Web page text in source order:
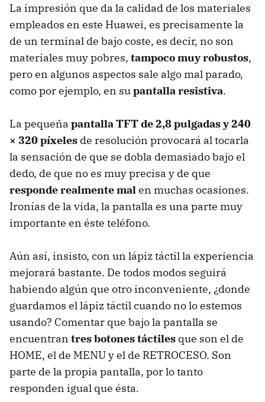
La impresión que da la calidad de los materiales
empleados en este Huawei, es precisamente la
de un terminal de bajo coste, es decir, no son
materiales muy pobres, tampoco muy robustos,
pero en algunos aspectos sale algo mal parado,
como por ejemplo, en supantalla resistiva.
La pequeña pantallaTFTde 2,8 pulgadas y 240
× 320 píxeles de resolución provocará al tocarla
la sensación de que se dobla demasiado bajo el
dedo, de que no es muy precisa y de que
responde realmente malen muchas ocasiones.
Ironías de la vida, la pantalla es una parte muy
importante en éste teléfono.
Aún así, insisto, con un lápiz táctil la experiencia
mejorará bastante. De todos modos seguirá
habiendo algún que otro inconveniente, ¿donde
guardamos el lápiz táctil cuando no lo estemos
usando? Comentar que bajo la pantalla se
encuentran tres botones táctiles que son el de
HOME, el de MENUy el de RETROCESO. Son
parte de la propia pantalla, por lo tanto
responden igual que ésta.